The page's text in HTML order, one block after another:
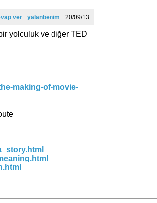
ver yalanbenim 20/09/13
yolculuk ve diğer TED
making-of-movie-